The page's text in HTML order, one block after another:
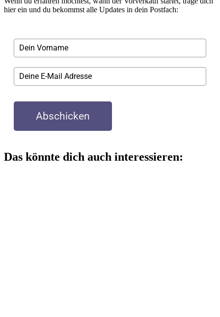
hier ein und du bekommst alle Updates in dein Postfach:
Abschicken
Das könnte dich auch interessieren: